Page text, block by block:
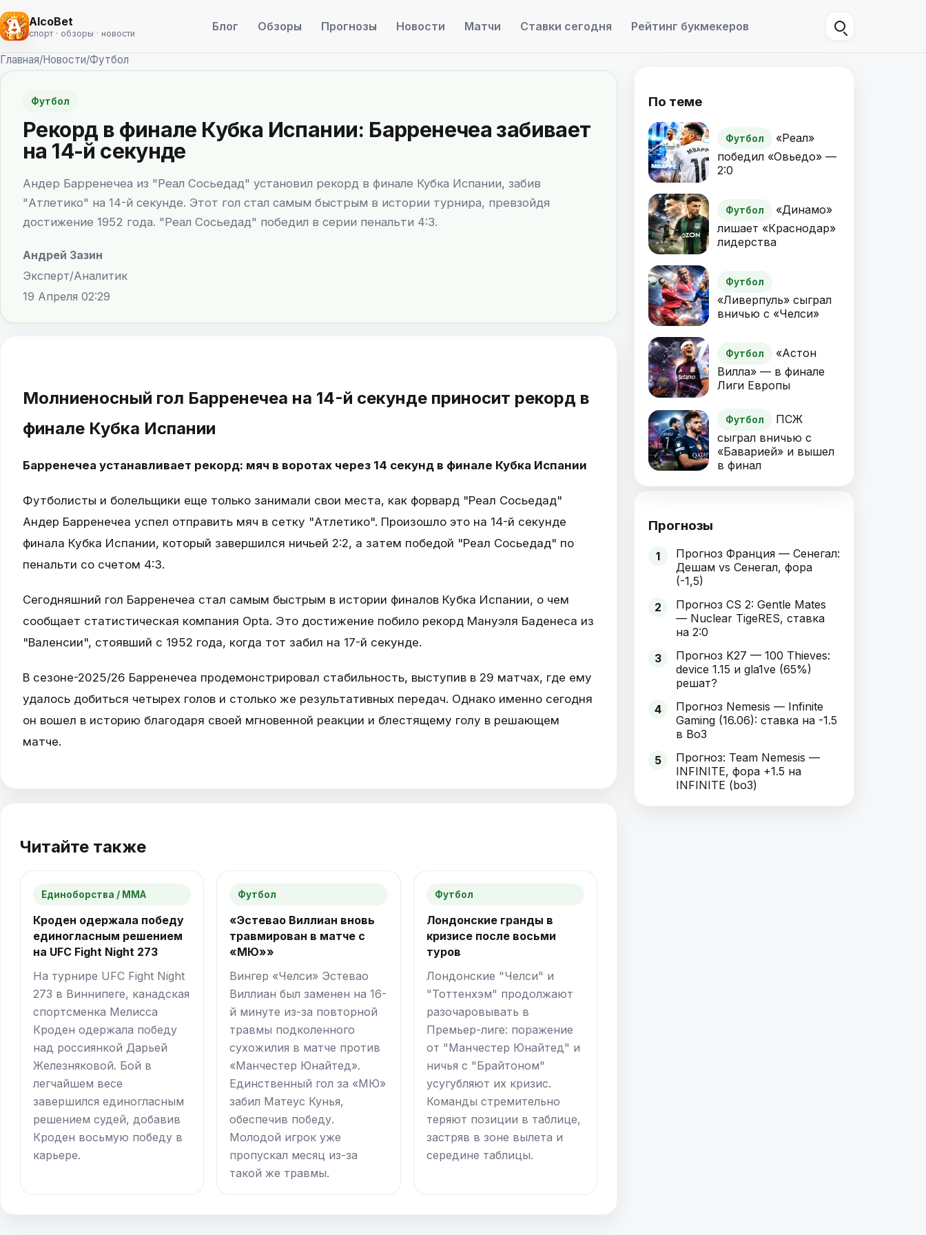
AlcoBet
спорт · обзоры · новости Блог Обзоры Прогнозы Новости Матчи Ставки сегодня Рейтинг букмекеров
Главная/Новости/Футбол
Футбол
Рекорд в финале Кубка Испании: Барренечеа забивает
на 14-й секунде
Андер Барренечеа из "Реал Сосьедад" установил рекорд в финале Кубка Испании, забив
"Атлетико" на 14-й секунде. Этот гол стал самым быстрым в истории турнира, превзойдя
достижение 1952 года. "Реал Сосьедад" победил в серии пенальти 4:3.
Андрей Зазин
Эксперт/Аналитик
19 Апреля 02:29
Молниеносный гол Барренечеа на 14-й секунде приносит рекорд в
финале Кубка Испании
Барренечеа устанавливает рекорд: мяч в воротах через 14 секунд в финале Кубка Испании
Футболисты и болельщики еще только занимали свои места, как форвард "Реал Сосьедад"
Андер Барренечеа успел отправить мяч в сетку "Атлетико". Произошло это на 14-й секунде
финала Кубка Испании, который завершился ничьей 2:2, а затем победой "Реал Сосьедад" по
пенальти со счетом 4:3.
Сегодняшний гол Барренечеа стал самым быстрым в истории финалов Кубка Испании, о чем
сообщает статистическая компания Opta. Это достижение побило рекорд Мануэля Баденеса из
"Валенсии", стоявший с 1952 года, когда тот забил на 17-й секунде.
В сезоне-2025/26 Барренечеа продемонстрировал стабильность, выступив в 29 матчах, где ему
удалось добиться четырех голов и столько же результативных передач. Однако именно сегодня
он вошел в историю благодаря своей мгновенной реакции и блестящему голу в решающем
матче.
Читайте также
Единоборства / ММА
Кроден одержала победу
единогласным решением
на UFC Fight Night 273
На турнире UFC Fight Night
273 в Виннипеге, канадская
спортсменка Мелисса
Кроден одержала победу
над россиянкой Дарьей
Железняковой. Бой в
легчайшем весе
завершился единогласным
решением судей, добавив
Кроден восьмую победу в
карьере.
Футбол
«Эстевао Виллиан вновь
травмирован в матче с
«МЮ»»
Вингер «Челси» Эстевао
Виллиан был заменен на 16-
й минуте из-за повторной
травмы подколенного
сухожилия в матче против
«Манчестер Юнайтед».
Единственный гол за «МЮ»
забил Матеус Кунья,
обеспечив победу.
Молодой игрок уже
пропускал месяц из-за
такой же травмы.
Футбол
Лондонские гранды в
кризисе после восьми
туров
Лондонские "Челси" и
"Тоттенхэм" продолжают
разочаровывать в
Премьер-лиге: поражение
от "Манчестер Юнайтед" и
ничья с "Брайтоном"
усугубляют их кризис.
Команды стремительно
теряют позиции в таблице,
застряв в зоне вылета и
середине таблицы.
По теме
Футбол
«Реал»
победил «Овьедо» —
2:0
Футбол
«Динамо»
лишает «Краснодар»
лидерства
Футбол
«Ливерпуль» сыграл
вничью с «Челси»
Футбол
«Астон
Вилла» — в финале
Лиги Европы
Футбол
ПСЖ
сыграл вничью с
«Баварией» и вышел
в финал
Прогнозы
1
Прогноз Франция — Сенегал:
Дешам vs Сенегал, фора
(-1,5)
2
Прогноз CS 2: Gentle Mates
— Nuclear TigeRES, ставка
на 2:0
3
Прогноз K27 — 100 Thieves:
device 1.15 и gla1ve (65%)
решат?
4
Прогноз Nemesis — Infinite
Gaming (16.06): ставка на -1.5
в Bo3
5
Прогноз: Team Nemesis —
INFINITE, фора +1.5 на
INFINITE (bo3)